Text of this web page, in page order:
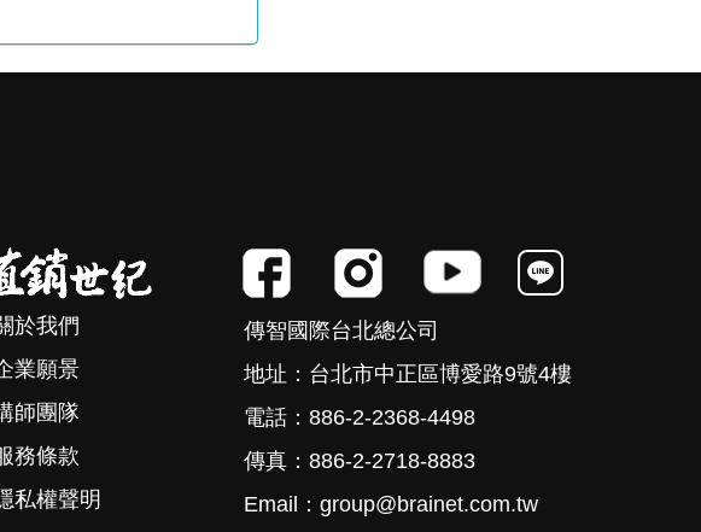
於我們
業願景
師團隊
務條款
私權聲明
傳智國際台北總公司
地址：台北市中正區博愛路9號4樓
電話：886-2-2368-4498
傳真：886-2-2718-8883
Email：group@brainet.com.tw